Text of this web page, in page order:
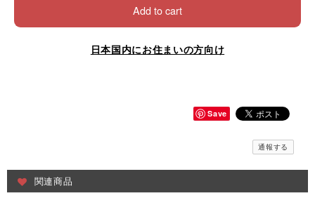
Add to cart
日本国内にお住まいの方向け
Save
通報する
関連商品